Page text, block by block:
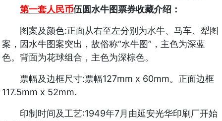
第一套人民币伍圆水牛图票券收藏介绍：
图案及颜色:正面从右至左分别为水牛、马车、犁图
案，因水牛图案突出，故俗称“水牛图”，主色为深蓝
色。背面为花球组合，主色为深棕色。
票幅及边框尺寸:票幅127mm x 60mm。正面边框
117.5mm x 52mm.
印制时间及工艺:1949年7月由延安光华印刷厂开始